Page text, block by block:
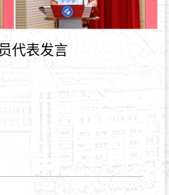
代表发言